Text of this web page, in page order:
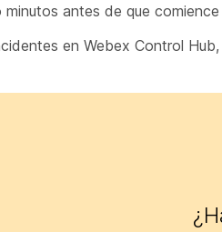
antes de que
en Webex Control